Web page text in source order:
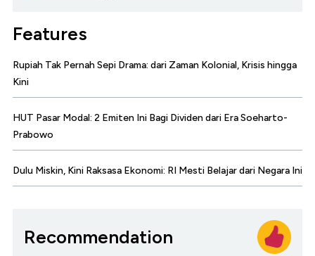
Features
Rupiah Tak Pernah Sepi Drama: dari Zaman Kolonial, Krisis hingga
Kini
HUT Pasar Modal: 2 Emiten Ini Bagi Dividen dari Era Soeharto-
Prabowo
Dulu Miskin, Kini Raksasa Ekonomi: RI Mesti Belajar dari Negara Ini
Recommendation